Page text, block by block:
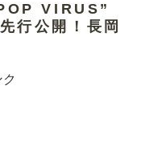
VIRUS”
行公開！長岡